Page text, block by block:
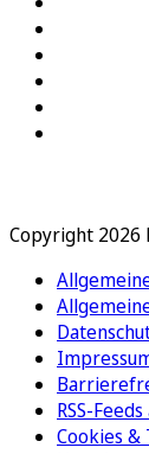
Copyright 2026
RSS-
Cookies &